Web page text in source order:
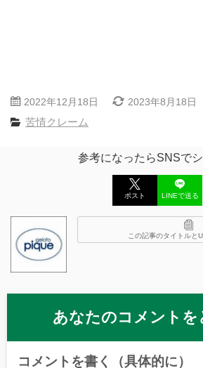
2022年12月18日 2023年8月18日
苦情クレーム
参考になったらSNSでシ
ポスト LINEで送る
この記事のタイトルと
あなたのコメントを
コメントを書く（具体的に）